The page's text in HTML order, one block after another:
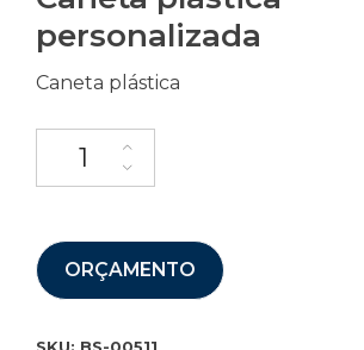
personalizada
Caneta plástica
ORÇAMENTO
SKU: BS-00511